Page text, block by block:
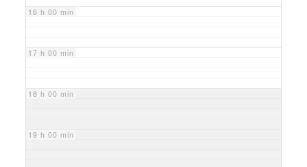
16 h 00 min
17 h 00 min
18 h 00 min
19 h 00 min